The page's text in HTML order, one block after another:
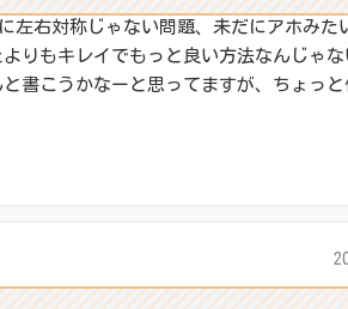
左右対称じゃない問題、未だにアホみた
りもキレイでもっと良い方法なんじゃ
書こうかなーと思ってますが、ちょっ